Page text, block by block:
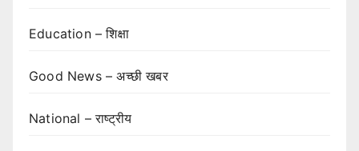
Education – शिक्षा
Good News – अच्छी खबर
National – राष्ट्रीय